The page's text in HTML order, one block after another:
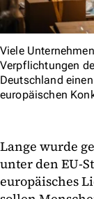
Viele
Verpflichtungen
Deutschland
europäischen
Lange wurde
unter den EU-
europäisches